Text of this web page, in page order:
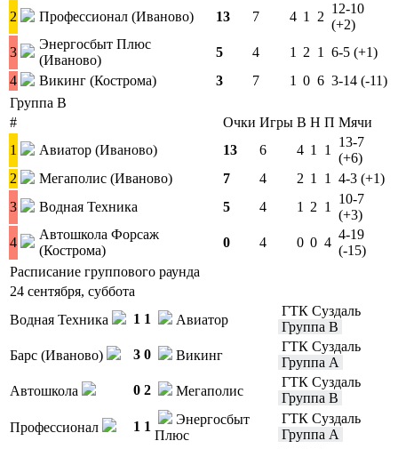
2
Профессионал (Иваново) 13 7 4 1 2
12-10
(+2)
3
Энергосбыт Плюс
(Иваново)
5 4 1 2 1
6-5 (+1)
4
Викинг (Кострома) 3 7 1 0 6 3-14 (-11)
Группа B
#
Очки Игры В Н П Мячи
1
Авиатор (Иваново) 13 6 4 1 1
13-7
(+6)
2
Мегаполис (Иваново) 7 4 2 1 1
4-3 (+1)
3
Водная Техника 5 4 1 2 1
10-7
(+3)
4
Автошкола Форсаж
(Кострома)
0 4 0 0 4
4-19
(-15)
Расписание группового раунда
24 сентября, суббота
Водная Техника
1 1 Авиатор
ГТК Суздаль
Группа B
Барс (Иваново)
3 0 Викинг
ГТК Суздаль
Группа A
Автошкола
0 2 Мегаполис
ГТК Суздаль
Группа B
Профессионал
1 1
Энергосбыт
Плюс
ГТК Суздаль
Группа A